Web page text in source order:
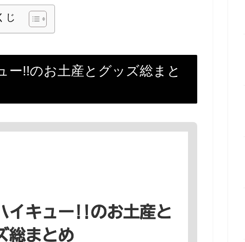
じ
ー!!のお土産とグッズ総まと